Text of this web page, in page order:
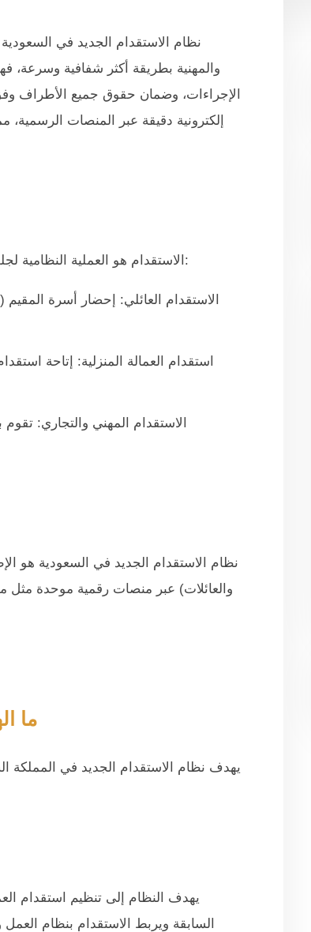
نظام الاستقدام الجديد في
والمهنية بطريقة أكثر شفافية
الإجراءات، وضمان حقوق جميع الأطراف
إلكترونية دقيقة عبر المنصات
الاستقدام هو العملية النظامية لجلب أفراد من خارج المملكة للإقامة أو العمل فيها، وينقسم إلى ثلاثة أنواع رئيسية:
الاستقدام العائلي: إحضار أسرة المقيم
استقدام العمالة المنزلية: إتاحة
الاستقدام المهني والتجاري:
نظام الاستقدام الجديد في السعودية هو
والعائلات) عبر منصات رقمية موحدة مثل
ما
يهدف نظام الاستقدام الجديد في المملكة
يهدف النظام إلى تنظيم استقدام
السابقة ويربط الاستقدام بنظام